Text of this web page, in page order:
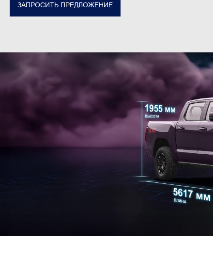
ЗАПРОСИТЬ ПРЕДЛОЖЕНИЕ